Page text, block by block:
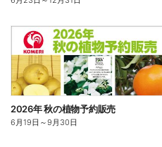
2026年 秋の植物予約販売
6月19日 ～9月30日